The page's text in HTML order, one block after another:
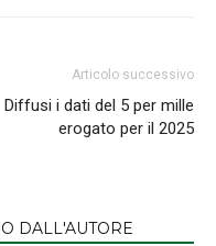
Articolo successivo
Diffusi i dati del 5 per mille
erogato per il 2025
DALL'AUTORE